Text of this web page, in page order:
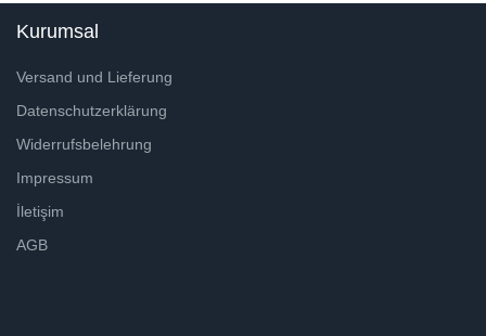
Kurumsal
Versand und Lieferung
Datenschutzerklärung
Widerrufsbelehrung
Impressum
İletişim
AGB